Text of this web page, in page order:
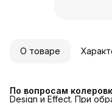
О товаре
По вопросам
Design и Effect. При